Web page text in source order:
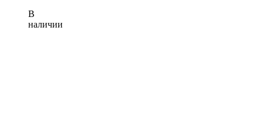
В
наличии